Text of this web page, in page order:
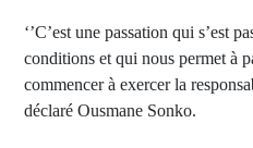
‘’C’est une passation qui s’est
conditions et qui nous permet à
commencer à exercer la
déclaré Ousmane Sonko.